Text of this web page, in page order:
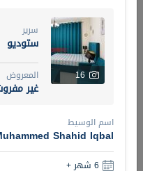
اسم الوسيط
NILOOFAR ABBAS VAKIL
5 أشهر +
شقةللإيجار 95,000 درهم
16
سرير
ستوديو
المعروض
غير
اسم الوسيط
Shahid Iqbal
6 شهر +